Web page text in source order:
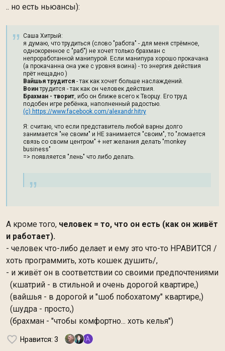
.. но есть ньюансы):
Саша Хитрый:
я думаю, что трудиться (слово "работа" - для меня стрёмное,
однокоренное с "раб") не хочет только брахман с
непроработанной манипурой. Если манипура хорошо прокачана
(а прокачанна она уже с уровня воина) - то энергия действия
прёт нещадно )
Вайшья трудится - так как хочет больше наслаждений.
Воинтрудится - так как он человек действия.
Брахман - творит, ибо он ближе всего к Творцу. Его труд
подобен игре ребёнка, наполненный радостью.
(c) https://www.facebook.com/alexandr.hitry
Я: считаю, что если представитель любой варны долго
занимается "не своим" и НЕ занимается "своим", то "ломается
связь со своим центром" + нет желания делать "monkey
business"
=> появляется "лень" что либо делать.
А кроме того, человек = то, что он есть (как он живёт
и работает).
- человек что-либо делает и ему это что-то НРАВИТСЯ /
хоть программить, хоть кошек душить/,
- и живёт он в соответствии со своими предпочтениями
(кшатрий - в стильной и очень дорогой квартире,)
(вайшья - в дорогой и "шоб побохатому" квартире,)
(шудра - просто,)
(брахман - "чтобы комфортно... хоть келья")
Нравится: 3 A